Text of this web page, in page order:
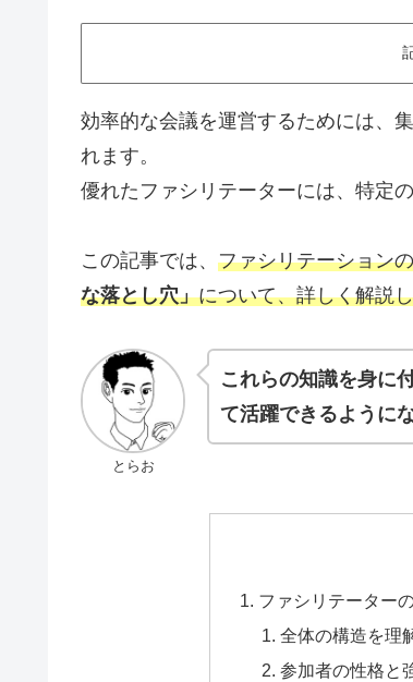
効率的な会議を運営するためには、
れます。
優れたファシリテーターには、特定
この記事では、 ファシリテーション
な落とし穴」について、詳しく解説
とらお
これらの知識を身に
て活躍できるように
ファシリテーター
全体の構造を理
参加者の性格と